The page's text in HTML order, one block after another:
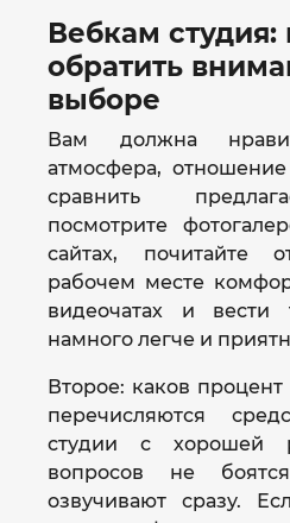
Вебкам студия:
обратить
выборе
Вам должна
атмосфера,
сравнить
посмотрите
сайтах, почитайте
рабочем месте
видеочатах и вести
намного легче и
Второе: каков
перечисляются
студии с хорошей
вопросов не
озвучивают сразу.